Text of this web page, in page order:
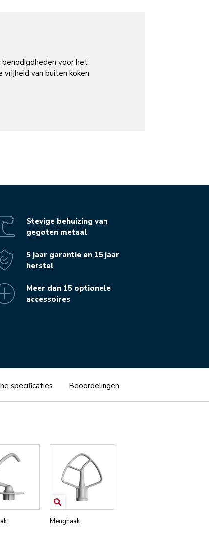
benodigdheden voor het
van buiten koken
Stevige behuizing van
gegoten metaal
5 jaar garantie en 15 jaar
herstel
Meer dan 15 optionele
accessoires
specificaties Beoordelingen
Menghaak